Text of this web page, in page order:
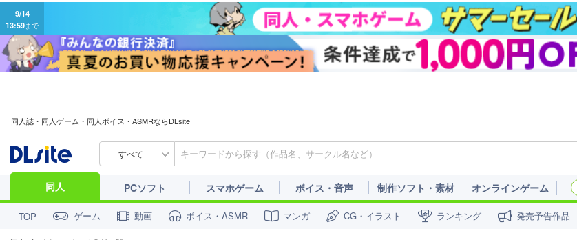
9/14
13:59まで
同人誌・同人ゲーム・同人ボイス・ASMRならDLsite
すべて
同人 PCソフト スマホゲーム ボイス・音声 制作ソフト・素材 オンラインゲーム
TOP ゲーム 動画 ボイス・ASMR マンガ CG・イラスト ランキング 発売予告作品